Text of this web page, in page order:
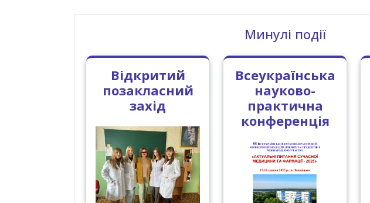
Минулі події
Відкритий
позакласний
захід
Всеукраїнська
науково-
практична
конференція